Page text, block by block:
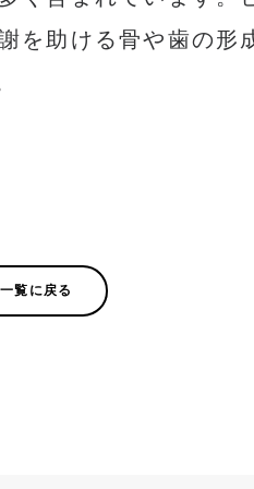
を助ける骨や歯の形
覧に戻る